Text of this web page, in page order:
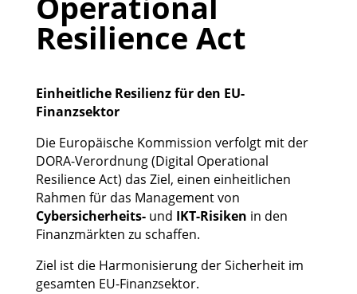
Resilience Act
Einheitliche Resilienz für den EU-
Finanzsektor
Die Europäische Kommission verfolgt mit der
DORA-Verordnung (Digital Operational
Resilience Act) das Ziel, einen einheitlichen
Rahmen für das Management von
Cybersicherheits-und IKT-Risiken in den
Finanzmärkten zu schaffen.
Ziel ist die Harmonisierung der Sicherheit im
gesamten EU-Finanzsektor.